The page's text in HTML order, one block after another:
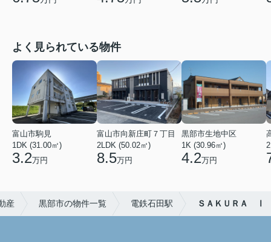
よく見られている物件
富山市駒見
1DK (31.00㎡)
3.2万円
富山市向新庄町７丁目
2LDK (50.02㎡)
8.5万円
黒部市生地中区
1K (30.96㎡)
4.2万円
産 黒部市の物件一覧 電鉄石田駅 ＳＡＫＵＲＡ Ⅰ